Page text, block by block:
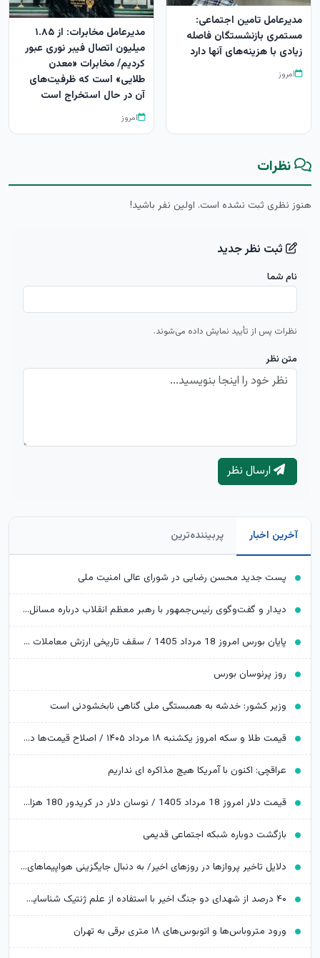
مدیرعامل تامین اجتماعی:
مستمری بازنشستگان فاصله
زیادی با هزینه‌های آنها دارد
امروز
مدیرعامل مخابرات: از ۱.۸۵
میلیون اتصال فیبر نوری عبور
کردیم/ مخابرات «معدن
طلایی» است که ظرفیت‌های
آن در حال استخراج است
امروز
نظرات
هنوز نظری ثبت نشده است. اولین نفر باشید!
ثبت نظر جدید
نام شما
نظرات پس از تأیید نمایش داده می‌شوند.
متن نظر
ارسال نظر
آخرین اخبار پربیننده‌ترین
پست جدید محسن رضایی در شورای عالی امنیت ملی
دیدار و گفت‌وگوی رئیس‌جمهور با رهبر معظم انقلاب درباره مسائل اقتصادی و نظامی کشور
پایان بورس امروز 18 مرداد 1405 / سقف تاریخی ارزش معاملات خرد شکسته شد
روز پرنوسان بورس
وزیر کشور: خدشه به همبستگی ملی گناهی نابخشودنی است
قیمت طلا و سکه امروز یکشنبه ۱۸ مرداد ۱۴۰۵ / اصلاح قیمت‌ها در بازار طلا ادامه دارد
عراقچی: اکنون با آمریکا هیچ مذاکره ای نداریم
قیمت دلار امروز 18 مرداد 1405 / نوسان دلار در کریدور 180 هزار تومانی
بازگشت دوباره شبکه اجتماعی قدیمی
دلایل تاخیر پروازها در روزهای اخیر/ به دنبال جایگزینی هواپیماهای نو هستیم
۴۰ درصد از شهدای دو جنگ اخیر با استفاده از علم ژنتیک شناسایی شدند/ ۳۵۱۹ شهید جنگ رمضان
ورود متروباس‌ها و اتوبوس‌های ۱۸ متری برقی به تهران